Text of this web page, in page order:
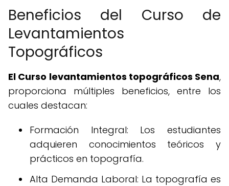
Beneficios del Curso de
Levantamientos
Topográficos
El Curso levantamientos topográficos Sena,
proporciona múltiples beneficios, entre los
cuales destacan:
Formación Integral: Los estudiantes
adquieren conocimientos teóricos y
prácticos en topografía.
Alta Demanda Laboral: La topografía es